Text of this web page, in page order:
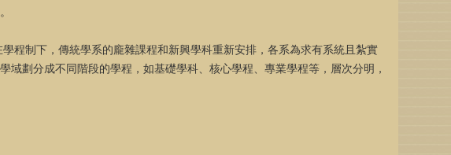
程制下，傳統學系的龐雜課程和新興學科重新安排，各系為求有系統且紮實
域劃分成不同階段的學程，如基礎學科、核心學程、專業學程等，層次分明，